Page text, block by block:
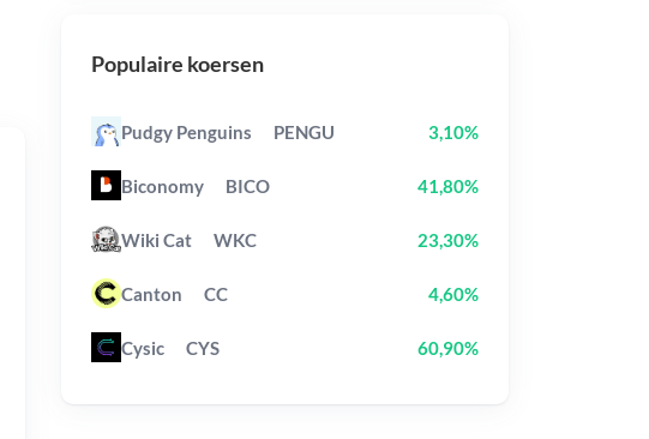
Populaire koersen
Pudgy Penguins PENGU 3,10%
Biconomy BICO 41,80%
Wiki Cat WKC 23,30%
Canton CC 4,60%
Cysic CYS 60,90%